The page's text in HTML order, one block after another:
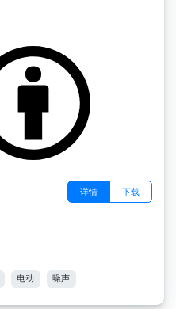
详情 下载
电动 噪声